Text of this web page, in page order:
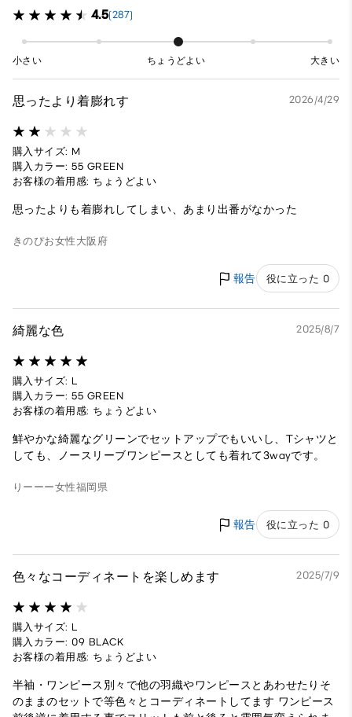
4.5(287)
小さい ちょうどよい 大きい
思ったより着膨れす 2026/4/29
購入サイズ: M
購入カラー: 55 GREEN
お客様の着用感: ちょうどよい
思ったよりも着膨れしてしまい、あまり出番がなかった
きのぴお女性 大阪府
報告 役に立った 0
綺麗な色 2025/8/7
購入サイズ: L
購入カラー: 55 GREEN
お客様の着用感: ちょうどよい
鮮やかな綺麗なグリーンでセットアップでもいいし、Tシャツと
しても、ノースリーブワンピースとしても着れて3wayです。
りーーー女性福岡県
報告 役に立った 0
色々なコーディネートを楽しめます 2025/7/9
購入サイズ: L
購入カラー: 09 BLACK
お客様の着用感: ちょうどよい
半袖・ワンピース別々で他の羽織やワンピースとあわせたりそ
のままのセットで等色々とコーディネートしてます ワンピース